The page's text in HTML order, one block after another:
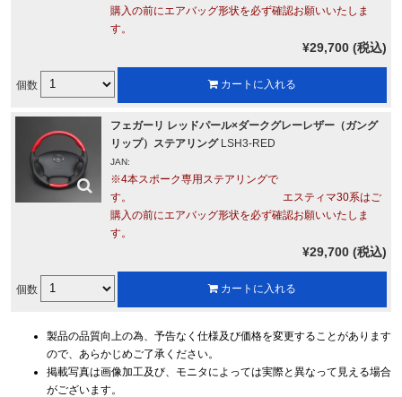
購入の前にエアバッグ形状を必ず確認お願いいたしま
す。
¥29,700 (税込)
個数 カートに入れる
フェガーリ レッドパール×ダークグレーレザー（ガング
リップ）ステアリングLSH3-RED
JAN:
※4本スポーク専用ステアリングで
す。 エスティマ30系はご
購入の前にエアバッグ形状を必ず確認お願いいたしま
す。
¥29,700 (税込)
個数 カートに入れる
製品の品質向上の為、予告なく仕様及び価格を変更することがあります
ので、あらかじめご了承ください。
掲載写真は画像加工及び、モニタによっては実際と異なって見える場合
がございます。